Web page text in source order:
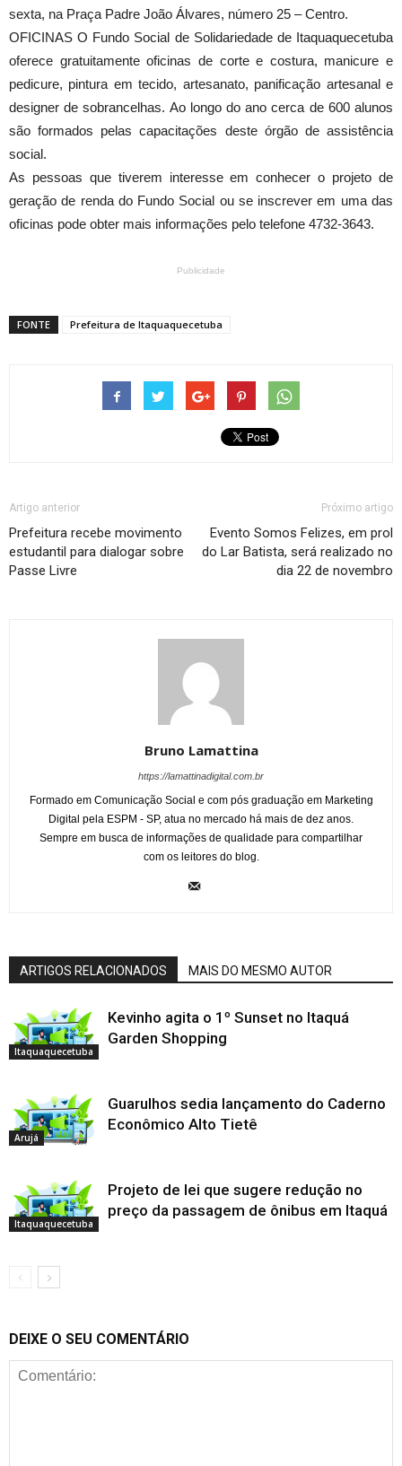
sexta, na Praça Padre João Álvares, número 25 – Centro.
OFICINAS O Fundo Social de Solidariedade de Itaquaquecetuba
oferece gratuitamente oficinas de corte e costura, manicure e
pedicure, pintura em tecido, artesanato, panificação artesanal e
designer de sobrancelhas. Ao longo do ano cerca de 600 alunos
são formados pelas capacitações deste órgão de assistência
social.
As pessoas que tiverem interesse em conhecer o projeto de
geração de renda do Fundo Social ou se inscrever em uma das
oficinas pode obter mais informações pelo telefone 4732-3643.
Publicidade
FONTE Prefeitura de Itaquaquecetuba
Artigo anterior
Prefeitura recebe movimento
estudantil para dialogar sobre
Passe Livre
Próximo artigo
Evento Somos Felizes, em prol
do Lar Batista, será realizado no
dia 22 de novembro
Bruno Lamattina
https://lamattinadigital.com.br
Formado em Comunicação Social e com pós graduação em Marketing
Digital pela ESPM - SP, atua no mercado há mais de dez anos.
Sempre em busca de informações de qualidade para compartilhar
com os leitores do blog.
ARTIGOS RELACIONADOS MAIS DO MESMO AUTOR
Itaquaquecetuba
Kevinho agita o 1º Sunset no Itaquá
Garden Shopping
Arujá
Guarulhos sedia lançamento do Caderno
Econômico Alto Tietê
Itaquaquecetuba
Projeto de lei que sugere redução no
preço da passagem de ônibus em Itaquá
DEIXE O SEU COMENTÁRIO